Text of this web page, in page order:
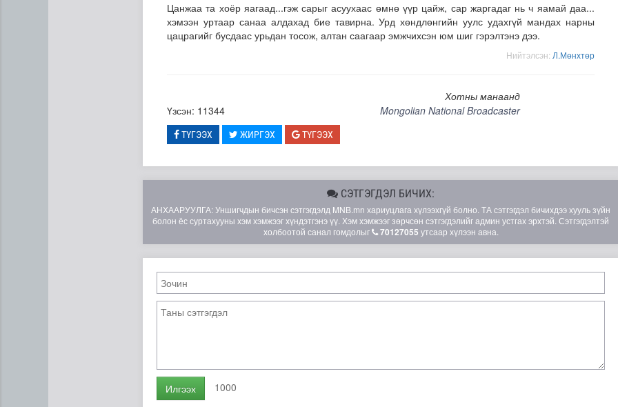
Цанжаа та хоёр яагаад...гэж сарыг асуухаас өмнө үүр цайж, сар жаргадаг нь ч яамай даа...
хэмээн уртаар санаа алдахад бие тавирна. Урд хөндлөнгийн уулс удахгүй мандах нарны
цацрагийг бусдаас урьдан тосож, алтан саагаар эмжчихсэн юм шиг гэрэлтэнэ дээ.
Нийтэлсэн: Л.Мөнхтөр
Хотны манаанд
Үзсэн: 11344
Mongolian National Broadcaster
ТҮГЭЭХ ЖИРГЭХ ТҮГЭЭХ
СЭТГЭГДЭЛ БИЧИХ:
АНХААРУУЛГА: Уншигчдын бичсэн сэтгэгдэлд MNB.mn хариуцлага хүлээхгүй болно. ТА сэтгэгдэл бичихдээ хууль зүйн
болон ёс суртахууны хэм хэмжээг хүндэтгэнэ үү. Хэм хэмжээг зөрчсөн сэтгэгдэлийг админ устгах эрхтэй. Сэтгэгдэлтэй
холбоотой санал гомдолыг
70127055 утсаар хүлээн авна.
Илгээх 1000